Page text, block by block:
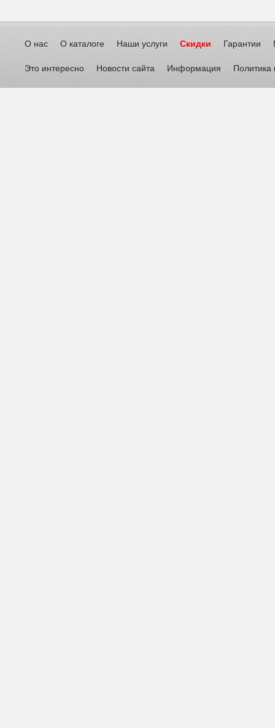
О нас О каталоге Наши услуги Скидки Гарантии
Это интересно Новости сайта Информация Политика